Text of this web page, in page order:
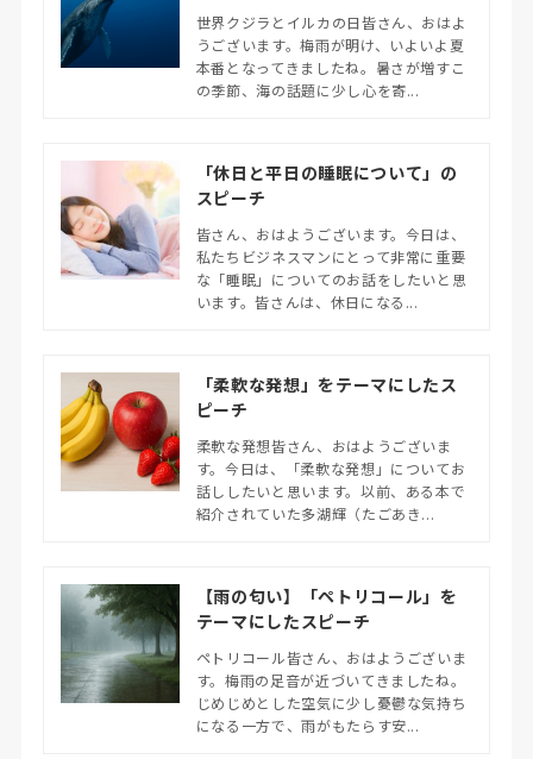
世界クジラとイルカの日皆さん、おはよ
うございます。梅雨が明け、いよいよ夏
本番となってきましたね。暑さが増すこ
の季節、海の話題に少し心を寄...
「休日と平日の睡眠について」の
スピーチ
皆さん、おはようございます。今日は、
私たちビジネスマンにとって非常に重要
な「睡眠」についてのお話をしたいと思
います。皆さんは、休日になる...
「柔軟な発想」をテーマにしたス
ピーチ
柔軟な発想皆さん、おはようございま
す。今日は、「柔軟な発想」についてお
話ししたいと思います。以前、ある本で
紹介されていた多湖輝（たごあき...
【雨の匂い】「ペトリコール」を
テーマにしたスピーチ
ペトリコール皆さん、おはようございま
す。梅雨の足音が近づいてきましたね。
じめじめとした空気に少し憂鬱な気持ち
になる一方で、雨がもたらす安...